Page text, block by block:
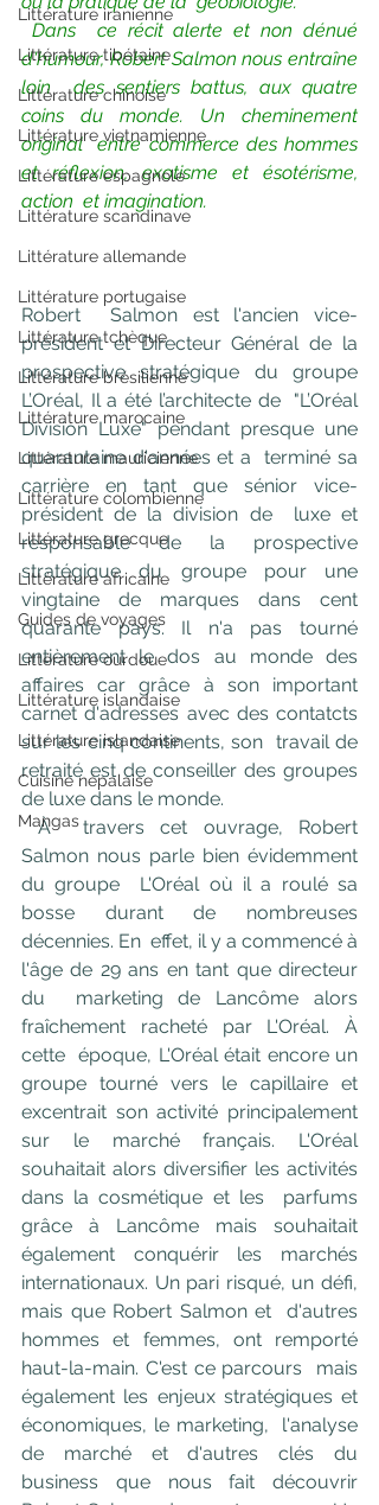
Littérature iranienne
Littérature tibétaine
Littérature chinoise
Littérature vietnamienne
Littérature espagnole
Littérature scandinave
Littérature allemande
Littérature portugaise
Littérature tchèque
Littérature brésilienne
Littérature marocaine
Littérature mauricienne
Littérature colombienne
Littérature grecque
Littérature africaine
Guides de voyages
Littérature ourdoue
Littérature islandaise
Littérature islandaise
Cuisine népalaise
Mangas
Dans  ce récit alerte et non dénué
d'humour, Robert Salmon nous entraîne
loin  des sentiers battus, aux quatre
coins du monde. Un cheminement
original  entre commerce des hommes
et réflexion, exotisme et ésotérisme,
action  et imagination.
Robert  Salmon est l'ancien vice-
président et Directeur Général de la
prospective stratégique du groupe
L’Oréal, Il a été l’architecte de  "L’Oréal
Division Luxe" pendant presque une
quarantaine d'années et a  terminé sa
carrière en tant que sénior vice-
président de la division de  luxe et
responsable de la prospective
stratégique du groupe pour une
vingtaine de marques dans cent
quarante pays. Il n'a pas tourné
entièrement le dos au monde des
affaires car grâce à son important
carnet d'adresses avec des contatcts
sur les cinq continents, son  travail de
retraité est de conseiller des groupes
de luxe dans le monde.
À  travers cet ouvrage, Robert
Salmon nous parle bien évidemment
du groupe  L'Oréal où il a roulé sa
bosse durant de nombreuses
décennies. En  effet, il y a commencé à
l'âge de 29 ans en tant que directeur
du  marketing de Lancôme alors
fraîchement racheté par L'Oréal. À
cette  époque, L'Oréal était encore un
groupe tourné vers le capillaire et
excentrait son activité principalement
sur le marché français. L'Oréal
souhaitait alors diversifier les activités
dans la cosmétique et les  parfums
grâce à Lancôme mais souhaitait
également conquérir les marchés
internationaux. Un pari risqué, un défi,
mais que Robert Salmon et  d'autres
hommes et femmes, ont remporté
haut-la-main. C'est ce parcours  mais
également les enjeux stratégiques et
économiques, le marketing,  l'analyse
de marché et d'autres clés du
business que nous fait découvrir